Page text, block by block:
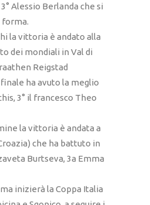
Alessio Berlanda che si
forma.
la vittoria è andato alla
dei mondiali in Val di
Reigstad
ha avuto la meglio
3° il francesco Theo
la vittoria è andata a
che ha battuto in
Burtseva, 3a Emma
inizierà la Coppa Italia